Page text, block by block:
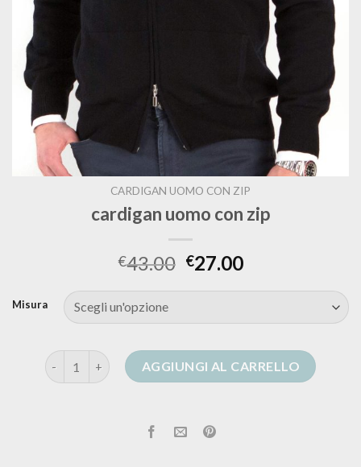
CARDIGAN UOMO CON ZIP
cardigan uomo con zip
€43.00 €27.00
Misura
cardigan uomo con zip quantitàAGGIUNGI AL CARRELLO